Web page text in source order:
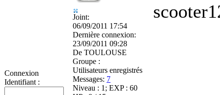
Connexion
Identifiant :
Joint:
06/09/2011 17:54
Dernière connexion:
23/09/2011 09:28
De TOULOUSE
Groupe :
Utilisateurs enregistrés
Messages: 7
Niveau : 1; EXP : 60